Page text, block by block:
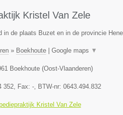
Kristel Van Zele
in de plaats Buzet en in de provincie
» Boekhoute| Google maps ▼
Boekhoute(Oost-Vlaanderen)
352, Fax: -, BTW-nr: 0643.494.832
Kristel Van Zele